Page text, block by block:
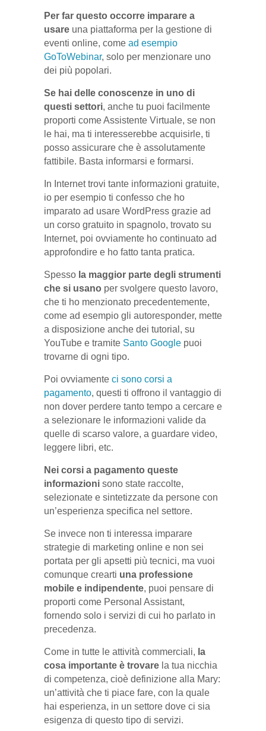
Per far questo occorre imparare a
usare una piattaforma per la gestione di
eventi online, come ad esempio
GoToWebinar, solo per menzionare uno
dei più popolari.
Se hai delle conoscenze in uno di
questi settori, anche tu puoi facilmente
proporti come Assistente Virtuale, se non
le hai, ma ti interesserebbe acquisirle, ti
posso assicurare che è assolutamente
fattibile. Basta informarsi e formarsi.
In Internet trovi tante informazioni gratuite,
io per esempio ti confesso che ho
imparato ad usare WordPress grazie ad
un corso gratuito in spagnolo, trovato su
Internet, poi ovviamente ho continuato ad
approfondire e ho fatto tanta pratica.
Spesso la maggior parte degli strumenti
che si usano per svolgere questo lavoro,
che ti ho menzionato precedentemente,
come ad esempio gli autoresponder, mette
a disposizione anche dei tutorial, su
YouTube e tramite Santo Google puoi
trovarne di ogni tipo.
Poi ovviamente ci sono corsi a
pagamento, questi ti offrono il vantaggio di
non dover perdere tanto tempo a cercare e
a selezionare le informazioni valide da
quelle di scarso valore, a guardare video,
leggere libri, etc.
Nei corsi a pagamento queste
informazioni sono state raccolte,
selezionate e sintetizzate da persone con
un’esperienza specifica nel settore.
Se invece non ti interessa imparare
strategie di marketing online e non sei
portata per gli apsetti più tecnici, ma vuoi
comunque crearti una professione
mobile e indipendente, puoi pensare di
proporti come Personal Assistant,
fornendo solo i servizi di cui ho parlato in
precedenza.
Come in tutte le attività commerciali, la
cosa importante è trovare la tua nicchia
di competenza, cioè definizione alla Mary:
un’attività che ti piace fare, con la quale
hai esperienza, in un settore dove ci sia
esigenza di questo tipo di servizi.